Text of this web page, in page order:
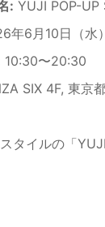
: YUJI POP-UP
年6月10日（水
10:30〜20:30
SIX 4F, 東京
タイルの「